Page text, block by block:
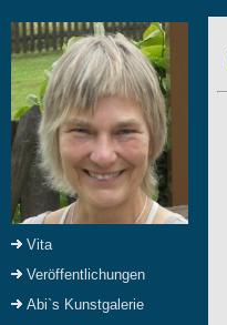
Vita
Veröffentlichungen
Abi`s Kunstgalerie